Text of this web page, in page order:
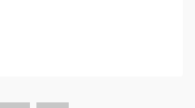
prasa ārkārtēju vieglumu,
riteņi...